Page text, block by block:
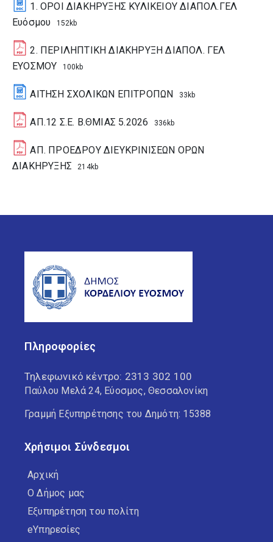
1. ΟΡΟΙ ΔΙΑΚΗΡΥΞΗΣ ΚΥΛΙΚΕΙΟΥ ΔΙΑΠΟΛ.ΓΕΛ
Ευόσμου
152kb
2. ΠΕΡΙΛΗΠΤΙΚΗ ΔΙΑΚΗΡΥΞΗ ΔΙΑΠΟΛ. ΓΕΛ
ΕΥΟΣΜΟΥ
100kb
ΑΙΤΗΣΗ ΣΧΟΛΙΚΩΝ ΕΠΙΤΡΟΠΩΝ 33kb
ΑΠ.12 Σ.Ε. Β.ΘΜΙΑΣ 5.2026 336kb
ΑΠ. ΠΡΟΕΔΡΟΥ ΔΙΕΥΚΡΙΝΙΣΕΩΝ ΟΡΩΝ
ΔΙΑΚΗΡΥΞΗΣ
214kb
Πληροφορίες
Τηλεφωνικό κέντρο: 2313 302 100
Παύλου Μελά 24, Εύοσμος, Θεσσαλονίκη
Γραμμή Εξυπηρέτησης του Δημότη: 15388
Χρήσιμοι Σύνδεσμοι
Αρχική
Ο Δήμος μας
Εξυπηρέτηση του πολίτη
eΥπηρεσίες